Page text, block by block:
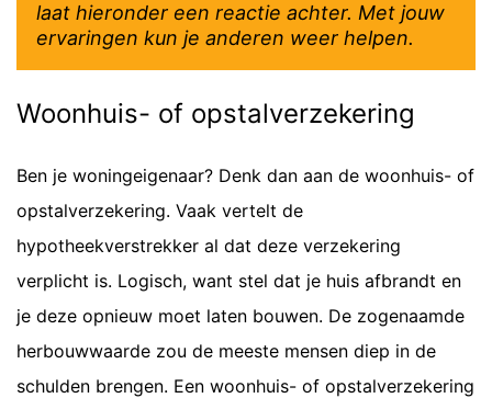
laat hieronder een reactie achter. Met jouw
ervaringen kun je anderen weer helpen.
Woonhuis- of opstalverzekering
Ben je woningeigenaar? Denk dan aan de woonhuis- of
opstalverzekering. Vaak vertelt de
hypotheekverstrekker al dat deze verzekering
verplicht is. Logisch, want stel dat je huis afbrandt en
je deze opnieuw moet laten bouwen. De zogenaamde
herbouwwaarde zou de meeste mensen diep in de
schulden brengen. Een woonhuis- of opstalverzekering